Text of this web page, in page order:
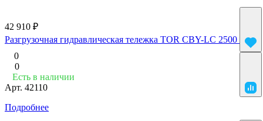
42 910 ₽
Разгрузочная гидравлическая тележка TOR CBY-LC 2500 1800
0
0
Есть в наличии
Арт. 42110
Подробнее